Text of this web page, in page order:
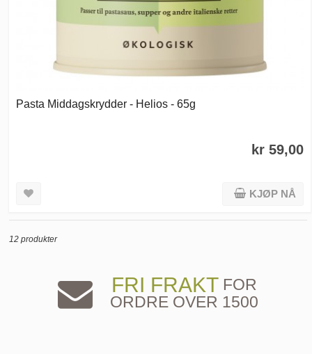
Pasta Middagskrydder - Helios - 65g
kr 59,00
KJØP NÅ
12 produkter
FRI FRAKTFOR
ORDRE OVER 1500